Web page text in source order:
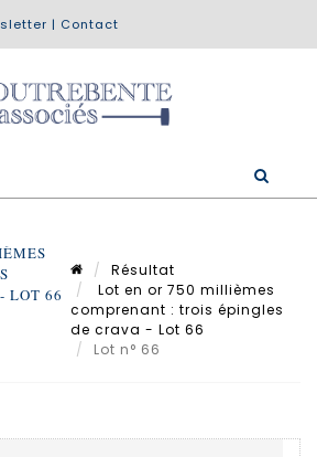
| Contact
LOT 66
Résultat
Lot en or 750 millièmes
comprenant : trois épingles
de crava - Lot 66
Lot n° 66